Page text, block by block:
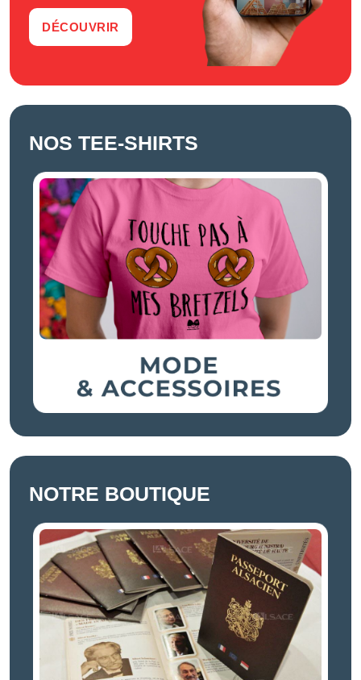
DÉCOUVRIR
NOS TEE-SHIRTS
NOTRE BOUTIQUE